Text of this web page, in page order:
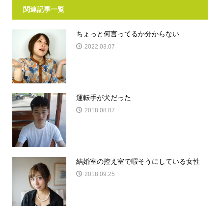
関連記事一覧
ちょっと何言ってるか分からない
2022.03.07
運転手が犬だった
2018.08.07
結婚室の控え室で暇そうにしている女性
2018.09.25